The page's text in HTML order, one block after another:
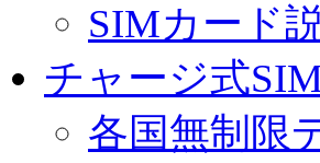
SIMカード
チャージ式
各国無制限